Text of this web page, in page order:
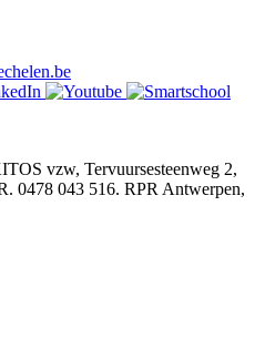
vzw, Tervuursesteenweg 2,
0478 043 516. RPR Antwerpen,